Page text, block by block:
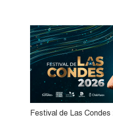
Festival de Las